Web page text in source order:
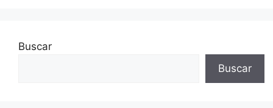
Buscar
Buscar